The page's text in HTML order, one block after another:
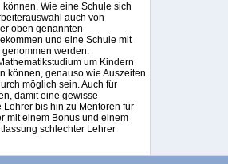
Wie eine Schule sich
auch von
oben genannten
und eine Schule mit
werden.
um Kindern
können, genauso wie Auszeiten
möglich sein. Auch für
damit eine gewisse
bis hin zu Mentoren für
mit einem Bonus und einem
schlechter Lehrer